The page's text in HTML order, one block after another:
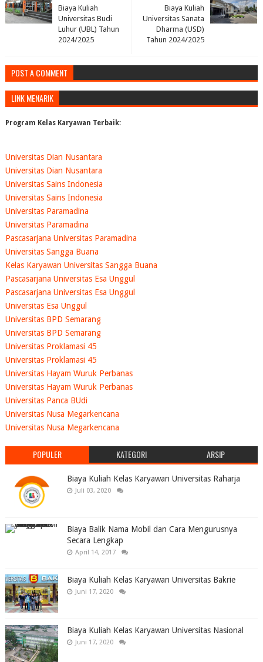
Biaya Kuliah
Universitas Sanata
Dharma (USD)
Tahun 2024/2025
Biaya Kuliah
Universitas Budi
Luhur (UBL) Tahun
2024/2025
POST A COMMENT
LINK MENARIK
Program Kelas Karyawan Terbaik:
Universitas Dian Nusantara
Universitas Dian Nusantara
Universitas Sains Indonesia
Universitas Sains Indonesia
Universitas Paramadina
Universitas Paramadina
Pascasarjana Universitas Paramadina
Universitas Sangga Buana
Kelas Karyawan Universitas Sangga Buana
Pascasarjana Universitas Esa Unggul
Pascasarjana Universitas Esa Unggul
Universitas Esa Unggul
Universitas BPD Semarang
Universitas BPD Semarang
Universitas Proklamasi 45
Universitas Proklamasi 45
Universitas Hayam Wuruk Perbanas
Universitas Hayam Wuruk Perbanas
Universitas Panca BUdi
Universitas Nusa Megarkencana
Universitas Nusa Megarkencana
POPULER KATEGORI ARSIP
Biaya Kuliah Kelas Karyawan Universitas Raharja
Juli 03, 2020
Biaya Balik Nama Mobil dan Cara Mengurusnya
Secara Lengkap
April 14, 2017
Biaya Kuliah Kelas Karyawan Universitas Bakrie
Juni 17, 2020
Biaya Kuliah Kelas Karyawan Universitas Nasional
Juni 17, 2020